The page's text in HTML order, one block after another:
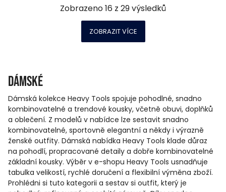
Zobrazeno16 z 29výsledků
ZOBRAZIT VÍCE
Dámské
Dámská kolekce Heavy Tools spojuje pohodlné, snadno
kombinovatelné a trendové kousky, včetně obuvi, doplňků
a oblečení. Z modelů v nabídce lze sestavit snadno
kombinovatelné, sportovně elegantní a někdy i výrazně
ženské outfity. Dámská nabídka Heavy Tools klade důraz
na pohodlí, propracované detaily a dobře kombinovatelné
základní kousky. Výběr v e-shopu Heavy Tools usnadňuje
tabulka velikostí, rychlé doručení a flexibilní výměna zboží.
Prohlédni si tuto kategorii a sestav si outfit, který je